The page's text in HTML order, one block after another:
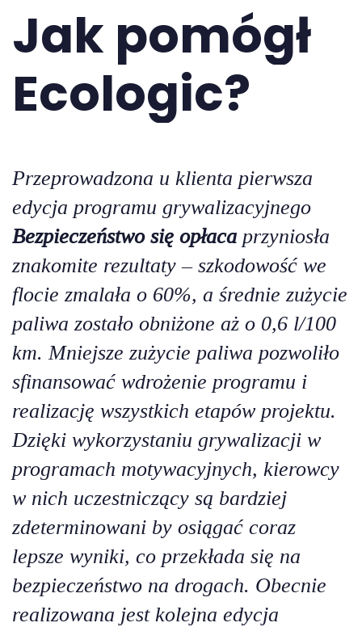
Jak pomógł
Ecologic?
Przeprowadzona u klienta pierwsza
edycja programu grywalizacyjnego
Bezpieczeństwo się opłaca przyniosła
znakomite rezultaty – szkodowość we
flocie zmalała o 60%, a średnie zużycie
paliwa zostało obniżone aż o 0,6 l/100
km. Mniejsze zużycie paliwa pozwoliło
sfinansować wdrożenie programu i
realizację wszystkich etapów projektu.
Dzięki wykorzystaniu grywalizacji w
programach motywacyjnych, kierowcy
w nich uczestniczący są bardziej
zdeterminowani by osiągać coraz
lepsze wyniki, co przekłada się na
bezpieczeństwo na drogach. Obecnie
realizowana jest kolejna edycja